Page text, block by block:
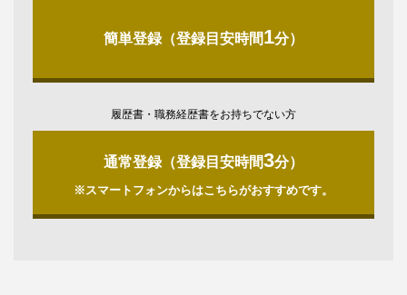
簡単登録（登録目安時間1分）
履歴書・職務経歴書をお持ちでない方
通常登録（登録目安時間3分）
※スマートフォンからはこちらがおすすめです。